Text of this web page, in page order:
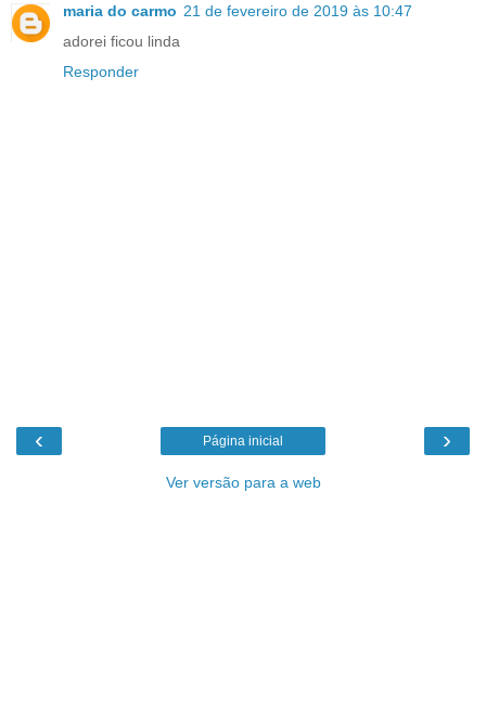
maria do carmo 21 de fevereiro de 2019 às 10:47
adorei ficou linda
Responder
‹ ›
Página inicial
Ver versão para a web